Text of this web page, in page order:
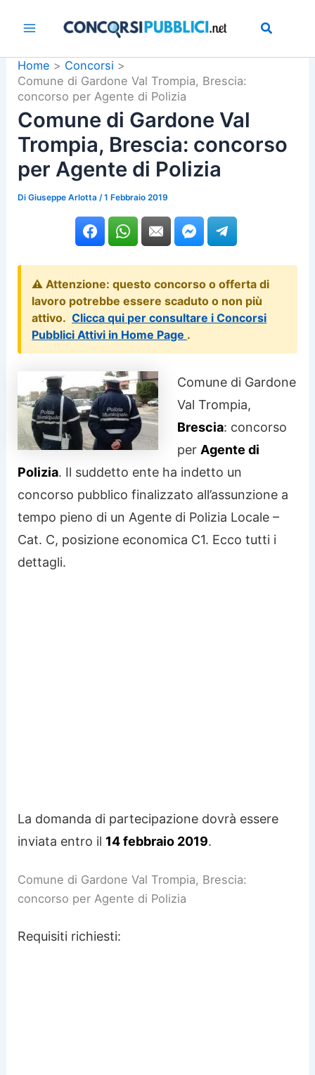
Home
Concorsi
Comune di Gardone Val Trompia, Brescia:
concorso per Agente di Polizia
Comune di Gardone Val
Trompia, Brescia: concorso
per Agente di Polizia
DiGiuseppe Arlotta /1 Febbraio 2019
⚠️ Attenzione: questo concorso o offerta di
lavoro potrebbe essere scaduto o non più
attivo. Clicca qui per consultare i Concorsi
Pubblici Attivi in Home Page .
Comune di Gardone
Val Trompia,
Brescia: concorso
per Agente di
Polizia. Il suddetto ente ha indetto un
concorso pubblico finalizzato all’assunzione a
tempo pieno di un Agente di Polizia Locale –
Cat. C, posizione economica C1. Ecco tutti i
dettagli.
La domanda di partecipazione dovrà essere
inviata entro il 14 febbraio 2019.
Comune di Gardone Val Trompia, Brescia:
concorso per Agente di Polizia
Requisiti richiesti: